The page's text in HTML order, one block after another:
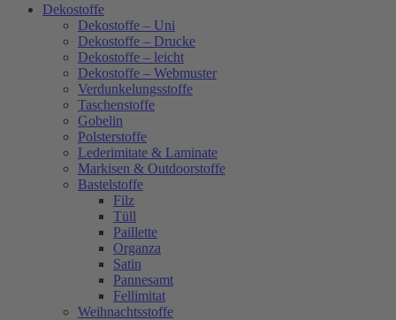
Dekostoffe
Dekostoffe – Uni
Dekostoffe – Drucke
Dekostoffe – leicht
Dekostoffe – Webmuster
Verdunkelungsstoffe
Taschenstoffe
Gobelin
Polsterstoffe
Lederimitate & Laminate
Markisen & Outdoorstoffe
Bastelstoffe
Filz
Tüll
Paillette
Organza
Satin
Pannesamt
Fellimitat
Weihnachtsstoffe